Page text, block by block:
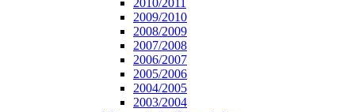
2010/2011
2009/2010
2008/2009
2007/2008
2006/2007
2005/2006
2004/2005
2003/2004